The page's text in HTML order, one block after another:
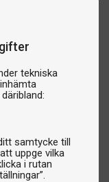
tekniska
samtycke till
uppge vilka
i rutan